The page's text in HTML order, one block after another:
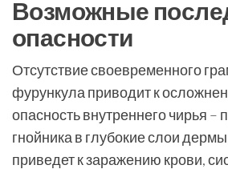
Возможные
опасности
Отсутствие своевременного
фурункула приводит к
опасность внутреннего чирья –
гнойника в глубокие слои
приведет к заражению крови,